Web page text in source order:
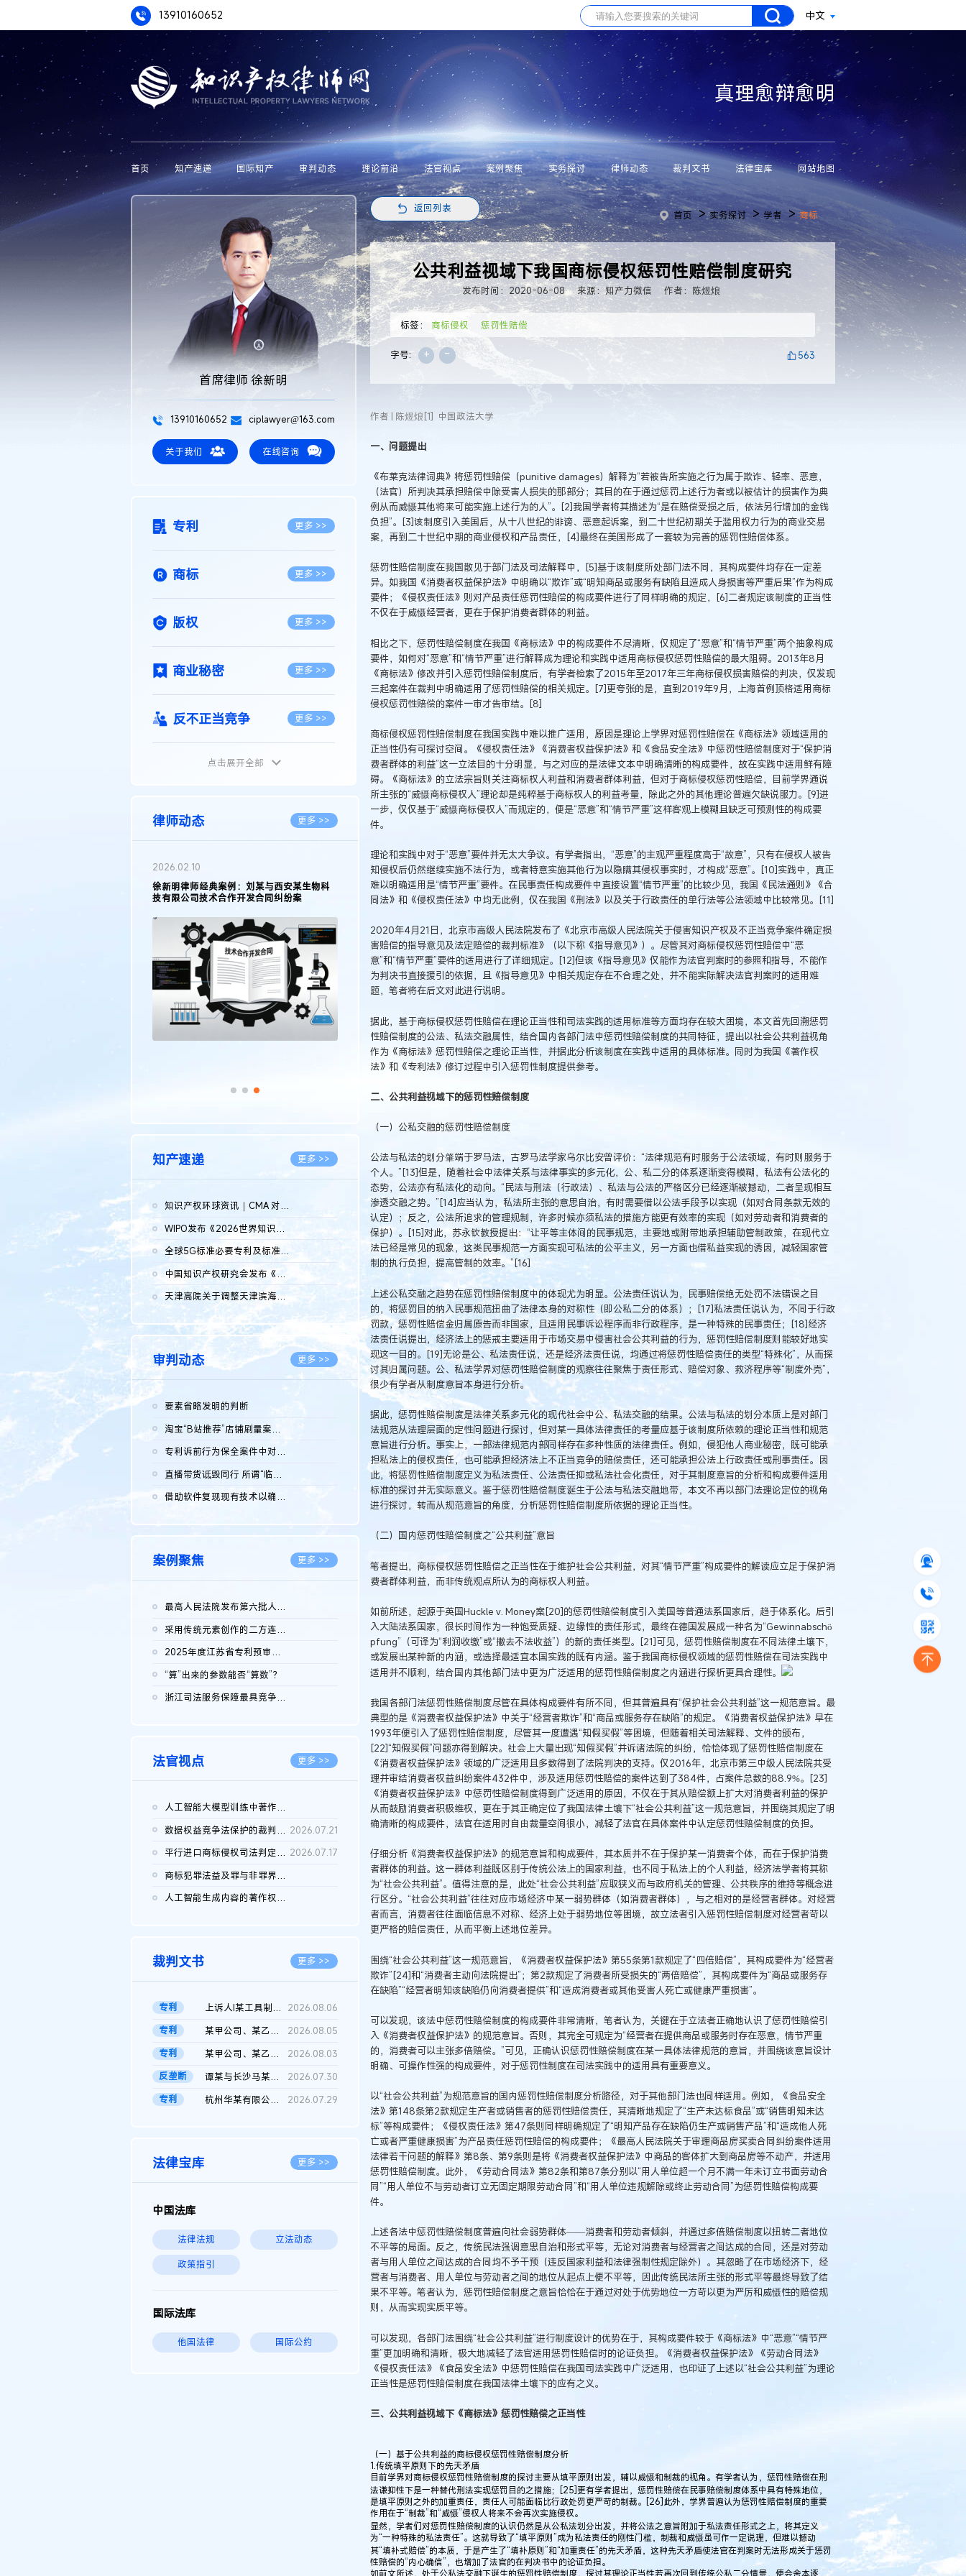
13910160652 中文
真理愈辩愈明
首页 知产速递 国际知产 审判动态 理论前沿 法官视点 案例聚焦 实务探讨 律师动态 裁判文书 法律宝库 网站地图
首席律师 徐新明
13910160652 ciplawyer@163.com
关于我们 在线咨询
专利 更多 >>
商标 更多 >>
版权 更多 >>
商业秘密 更多 >>
反不正当竞争 更多 >>
植物新品种
地理标志 更多 >>
集成电路布图设计
传统文化 更多 >>
点击展开全部
律师动态 更多 >>
2026.02.10
徐新明律师经典案例：刘某与西安某生物科
技有限公司技术合作开发合同纠纷案
知产速递 更多 >>
知识产权环球资讯｜CMA 对微软发起调查；批量搬运二手平台数据构...
WIPO发布《2026世界知识产权报告》 含报告全文
全球5G标准必要专利及标准提案研究报告（2026年）全文发布
中国知识产权研究会发布《2025年度中国企业海外知识产权纠纷调查...
2026.08.07
天津高院关于调整天津滨海高新技术产业开发区华苑科技园一审普通...
2026.08.07
审判动态 更多 >>
要素省略发明的判断
淘宝“B站推荐”店铺刷量案维持原判，两被告连带赔偿150万元
专利诉前行为保全案件中对仿制药申请人曾作出三类声明的考量及违...
直播带货诋毁同行 所谓“临场发挥”不免责
借助软件复现现有技术以确认相关参数特征是否被公开
案例聚焦 更多 >>
最高人民法院发布第六批人民法院种业知识产权司法保护典型案例 含...
采用传统元素创作的二方连续装饰图案作品的独创性及侵权对比认定
2025年度江苏省专利预审典型案例
“算”出来的参数能否“算数”？
浙江司法服务保障最具竞争力营商环境建设典型案例（第二批）含侵...
法官视点 更多 >>
人工智能大模型训练中著作权的合理使用
2026.07.28
数据权益竞争法保护的裁判路径构建 2026.07.21
平行进口商标侵权司法判定规则的困境与纾解 2026.07.17
商标犯罪法益及罪与非罪界限研究
人工智能生成内容的著作权司法认定：演进逻辑、现实困境与规则建...
裁判文书 更多 >>
专利 上诉人I某工具制品有限公司与被上诉人程某及一审被告中华人民共和...
2026.08.06
专利
某甲公司、某乙公司、某丙公司申请诉前行为保全复议裁定书
2026.08.05
专利
某甲公司、某乙公司、官某与某丙公司专利申请权权属纠纷 二审判决...
2026.08.03
反垄断
谭某与长沙马某堆农产品股份有限公司滥用市场支配地位纠纷二审裁...
2026.07.30
专利
杭州华某有限公司与菲某有限公司侵害发明专利权纠纷 2026.07.29
法律宝库 更多 >>
中国法库
法律法规 立法动态
政策指引
国际法库
他国法律 国际公约
返回列表
首页 >实务探讨 >学者 >商标
公共利益视域下我国商标侵权惩罚性赔偿制度研究
发布时间：2020-06-08 来源：知产力微信 作者：陈煜烺
标签： 商标侵权 惩罚性赔偿
字号: + - 563
作者 | 陈煜烺[1] 中国政法大学
一、问题提出
《布莱克法律词典》将惩罚性赔偿（punitive damages）解释为“若被告所实施之行为属于欺诈、轻率、恶意，
（法官）所判决其承担赔偿中除受害人损失的那部分；其目的在于通过惩罚上述行为者或以被估计的损害作为典
例从而威慑其他将来可能实施上述行为的人”。[2]我国学者将其描述为“是在赔偿受损之后，依法另行增加的金钱
负担”。[3]该制度引入美国后，从十八世纪的诽谤、恶意起诉案，到二十世纪初期关于滥用权力行为的商业交易
案，再到二十世纪中期的商业侵权和产品责任，[4]最终在美国形成了一套较为完善的惩罚性赔偿体系。
惩罚性赔偿制度在我国散见于部门法及司法解释中，[5]基于该制度所处部门法不同，其构成要件均存在一定差
异。如我国《消费者权益保护法》中明确以“欺诈”或“明知商品或服务有缺陷且造成人身损害等严重后果”作为构成
要件；《侵权责任法》则对产品责任惩罚性赔偿的构成要件进行了同样明确的规定，[6]二者规定该制度的正当性
不仅在于威慑经营者，更在于保护消费者群体的利益。
相比之下，惩罚性赔偿制度在我国《商标法》中的构成要件不尽清晰，仅规定了“恶意”和“情节严重”两个抽象构成
要件，如何对“恶意”和“情节严重”进行解释成为理论和实践中适用商标侵权惩罚性赔偿的最大阻碍。2013年8月
《商标法》修改并引入惩罚性赔偿制度后，有学者检索了2015年至2017年三年商标侵权损害赔偿的判决，仅发现
三起案件在裁判中明确适用了惩罚性赔偿的相关规定。[7]更夸张的是，直到2019年9月，上海首例顶格适用商标
侵权惩罚性赔偿的案件一审才告审结。[8]
商标侵权惩罚性赔偿制度在我国实践中难以推广适用，原因是理论上学界对惩罚性赔偿在《商标法》领域适用的
正当性仍有可探讨空间。《侵权责任法》《消费者权益保护法》和《食品安全法》中惩罚性赔偿制度对于“保护消
费者群体的利益”这一立法目的十分明显，与之对应的是法律文本中明确清晰的构成要件，故在实践中适用鲜有障
碍。《商标法》的立法宗旨则关注商标权人利益和消费者群体利益，但对于商标侵权惩罚性赔偿，目前学界通说
所主张的“威慑商标侵权人”理论却是纯粹基于商标权人的利益考量，除此之外的其他理论普遍欠缺说服力。[9]进
一步，仅仅基于“威慑商标侵权人”而规定的，便是“恶意”和“情节严重”这样客观上模糊且缺乏可预测性的构成要
件。
理论和实践中对于“恶意”要件并无太大争议。有学者指出，“恶意”的主观严重程度高于“故意”，只有在侵权人被告
知侵权后仍然继续实施不法行为，或者特意实施其他行为以隐瞒其侵权事实时，才构成“恶意”。[10]实践中，真正
难以明确适用是“情节严重”要件。在民事责任构成要件中直接设置“情节严重”的比较少见，我国《民法通则》《合
同法》和《侵权责任法》中均无此例，仅在我国《刑法》以及关于行政责任的单行法等公法领域中比较常见。[11]
2020年4月21日，北京市高级人民法院发布了《北京市高级人民法院关于侵害知识产权及不正当竞争案件确定损
害赔偿的指导意见及法定赔偿的裁判标准》（以下称《指导意见》）。尽管其对商标侵权惩罚性赔偿中“恶
意”和“情节严重”要件的适用进行了详细规定。[12]但该《指导意见》仅能作为法官判案时的参照和指导，不能作
为判决书直接援引的依据，且《指导意见》中相关规定存在不合理之处，并不能实际解决法官判案时的适用难
题，笔者将在后文对此进行说明。
据此，基于商标侵权惩罚性赔偿在理论正当性和司法实践的适用标准等方面均存在较大困境，本文首先回溯惩罚
性赔偿制度的公法、私法交融属性，结合国内各部门法中惩罚性赔偿制度的共同特征，提出以社会公共利益视角
作为《商标法》惩罚性赔偿之理论正当性，并据此分析该制度在实践中适用的具体标准。同时为我国《著作权
法》和《专利法》修订过程中引入惩罚性制度提供参考。
二、公共利益视域下的惩罚性赔偿制度
（一）公私交融的惩罚性赔偿制度
公法与私法的划分肇端于罗马法，古罗马法学家乌尔比安曾评价：“法律规范有时服务于公法领域，有时则服务于
个人。”[13]但是，随着社会中法律关系与法律事实的多元化，公、私二分的体系逐渐变得模糊，私法有公法化的
态势，公法亦有私法化的动向。“民法与刑法（行政法）、私法与公法的严格区分已经逐渐被撼动，二者呈现相互
渗透交融之势。”[14]应当认为，私法所主张的意思自治，有时需要借以公法手段予以实现（如对合同条款无效的
认定）；反之，公法所追求的管理规制，许多时候亦须私法的措施方能更有效率的实现（如对劳动者和消费者的
保护）。[15]对此，苏永钦教授提出：“让平等主体间的民事规范，主要地或附带地承担辅助管制政策，在现代立
法已经是常见的现象，这类民事规范一方面实现可私法的公平主义，另一方面也借私益实现的诱因，减轻国家管
制的执行负担，提高管制的效率。”[16]
上述公私交融之趋势在惩罚性赔偿制度中的体现尤为明显。公法责任说认为，民事赔偿绝无处罚不法错误之目
的，将惩罚目的纳入民事规范扭曲了法律本身的对称性（即公私二分的体系）；[17]私法责任说认为，不同于行政
罚款，惩罚性赔偿金归属原告而非国家，且适用民事诉讼程序而非行政程序，是一种特殊的民事责任；[18]经济
法责任说提出，经济法上的惩戒主要适用于市场交易中侵害社会公共利益的行为，惩罚性赔偿制度则能较好地实
现这一目的。[19]无论是公、私法责任说，还是经济法责任说，均通过将惩罚性赔偿责任的类型“特殊化”，从而探
讨其归属问题。公、私法学界对惩罚性赔偿制度的观察往往聚焦于责任形式、赔偿对象、救济程序等“制度外壳”，
很少有学者从制度意旨本身进行分析。
据此，惩罚性赔偿制度是法律关系多元化的现代社会中公、私法交融的结果。公法与私法的划分本质上是对部门
法规范从法理层面的定性问题进行探讨，但对某一具体法律责任的考量应基于该制度所依赖的理论正当性和规范
意旨进行分析。事实上，一部法律规范内部同样存在多种性质的法律责任。例如，侵犯他人商业秘密，既可能承
担私法上的侵权责任，也可能承担经济法上不正当竞争的赔偿责任，还可能承担公法上行政责任或刑事责任。因
此，将惩罚性赔偿制度定义为私法责任、公法责任抑或私法社会化责任，对于其制度意旨的分析和构成要件适用
标准的探讨并无实际意义。鉴于惩罚性赔偿制度诞生于公法与私法交融地带，本文不再以部门法理论定位的视角
进行探讨，转而从规范意旨的角度，分析惩罚性赔偿制度所依据的理论正当性。
（二）国内惩罚性赔偿制度之“公共利益”意旨
笔者提出，商标侵权惩罚性赔偿之正当性在于维护社会公共利益，对其“情节严重”构成要件的解读应立足于保护消
费者群体利益，而非传统观点所认为的商标权人利益。
如前所述，起源于英国Huckle v. Money案[20]的惩罚性赔偿制度引入美国等普通法系国家后，趋于体系化。后引
入大陆法系国家，很长时间作为一种饱受质疑、边缘性的责任形式，最终在德国发展成一种名为“Gewinnabschö
pfung”（可译为“利润收缴”或“撇去不法收益”）的新的责任类型。[21]可见，惩罚性赔偿制度在不同法律土壤下，
或发展出某种新的内涵，或选择最适宜本国实践的既有内涵。鉴于我国商标侵权领域的惩罚性赔偿在司法实践中
适用并不顺利，结合国内其他部门法中更为广泛适用的惩罚性赔偿制度之内涵进行探析更具合理性。
我国各部门法惩罚性赔偿制度尽管在具体构成要件有所不同，但其普遍具有“保护社会公共利益”这一规范意旨。最
典型的是《消费者权益保护法》中关于“经营者欺诈”和“商品或服务存在缺陷”的规定。《消费者权益保护法》早在
1993年便引入了惩罚性赔偿制度，尽管其一度遭遇“知假买假”等困境，但随着相关司法解释、文件的颁布，
[22]“知假买假”问题亦得到解决。社会上大量出现“知假买假”并诉诸法院的纠纷，恰恰体现了惩罚性赔偿制度在
《消费者权益保护法》领域的广泛适用且多数得到了法院判决的支持。仅2016年，北京市第三中级人民法院共受
理并审结消费者权益纠纷案件432件中，涉及适用惩罚性赔偿的案件达到了384件，占案件总数的88.9%。[23]
《消费者权益保护法》中惩罚性赔偿制度得到广泛适用的原因，不仅在于其从赔偿额上扩大对消费者利益的保护
从而鼓励消费者积极维权，更在于其正确定位了我国法律土壤下“社会公共利益”这一规范意旨，并围绕其规定了明
确清晰的构成要件，法官在适用时自由裁量空间很小，减轻了法官在具体案件中认定惩罚性赔偿制度的负担。
仔细分析《消费者权益保护法》的规范意旨和构成要件，其本质并不在于保护某一消费者个体，而在于保护消费
者群体的利益。这一群体利益既区别于传统公法上的国家利益，也不同于私法上的个人利益，经济法学者将其称
为“社会公共利益”。值得注意的是，此处“社会公共利益”应取狭义而与政府机关的管理、公共秩序的维持等概念进
行区分。“社会公共利益”往往对应市场经济中某一弱势群体（如消费者群体），与之相对的是经营者群体。对经营
者而言，消费者往往面临信息不对称、经济上处于弱势地位等困境，故立法者引入惩罚性赔偿制度对经营者苛以
更严格的赔偿责任，从而平衡上述地位差异。
围绕“社会公共利益”这一规范意旨，《消费者权益保护法》第55条第1款规定了“四倍赔偿”，其构成要件为“经营者
欺诈”[24]和“消费者主动向法院提出”；第2款规定了消费者所受损失的“两倍赔偿”，其构成要件为“商品或服务存
在缺陷”“经营者明知该缺陷仍向消费者提供”和“造成消费者或其他受害人死亡或健康严重损害”。
可以发现，该法中惩罚性赔偿制度的构成要件非常清晰，笔者认为，关键在于立法者正确地认识了惩罚性赔偿引
入《消费者权益保护法》的规范意旨。否则，其完全可规定为“经营者在提供商品或服务时存在恶意，情节严重
的，消费者可以主张多倍赔偿。”可见，正确认识惩罚性赔偿制度在某一具体法律规范的意旨，并围绕该意旨设计
明确、可操作性强的构成要件，对于惩罚性制度在司法实践中的适用具有重要意义。
以“社会公共利益”为规范意旨的国内惩罚性赔偿制度分析路径，对于其他部门法也同样适用。例如，《食品安全
法》第148条第2款规定生产者或销售者的惩罚性赔偿责任，其清晰地规定了“生产未达标食品”或“销售明知未达
标”等构成要件；《侵权责任法》第47条则同样明确规定了“明知产品存在缺陷仍生产或销售产品”和“造成他人死
亡或者严重健康损害”为产品责任惩罚性赔偿的构成要件；《最高人民法院关于审理商品房买卖合同纠纷案件适用
法律若干问题的解释》第8条、第9条则是将《消费者权益保护法》中商品的客体扩大到商品房等不动产，并适用
惩罚性赔偿制度。此外，《劳动合同法》第82条和第87条分别以“用人单位超一个月不满一年未订立书面劳动合
同”“用人单位不与劳动者订立无固定期限劳动合同”和“用人单位违规解除或终止劳动合同”为惩罚性赔偿构成要
件。
上述各法中惩罚性赔偿制度普遍向社会弱势群体——消费者和劳动者倾斜，并通过多倍赔偿制度以扭转二者地位
不平等的局面。反之，传统民法强调意思自治和形式平等，无论对消费者与经营者之间达成的合同，还是对劳动
者与用人单位之间达成的合同均不予干预（违反国家利益和法律强制性规定除外）。其忽略了在市场经济下，经
营者与消费者、用人单位与劳动者之间的地位从起点上便不平等，因此传统民法所主张的形式平等最终导致了结
果不平等。笔者认为，惩罚性赔偿制度之意旨恰恰在于通过对处于优势地位一方苛以更为严厉和威慑性的赔偿规
则，从而实现实质平等。
可以发现，各部门法围绕“社会公共利益”进行制度设计的优势在于，其构成要件较于《商标法》中“恶意”“情节严
重”更加明确和清晰，极大地减轻了法官适用惩罚性赔偿时的论证负担。《消费者权益保护法》《劳动合同法》
《侵权责任法》《食品安全法》中惩罚性赔偿在我国司法实践中广泛适用，也印证了上述以“社会公共利益”为理论
正当性是惩罚性赔偿制度在我国法律土壤下的应有之义。
三、公共利益视域下《商标法》惩罚性赔偿之正当性
（一）基于公共利益的商标侵权惩罚性赔偿制度分析
1.传统填平原则下的先天矛盾
目前学界对商标侵权惩罚性赔偿制度的探讨主要从填平原则出发，辅以威慑和制裁的视角。有学者认为，惩罚性赔偿在刑
法谦抑性下是一种替代刑法实现惩罚目的之措施；[25]更有学者提出，惩罚性赔偿在民事赔偿制度体系中具有特殊地位，
是填平原则之外的加重责任，责任人可能面临比行政处罚更严苛的制裁。[26]此外，学界普遍认为惩罚性赔偿制度的重要
作用在于“制裁”和“威慑”侵权人将来不会再次实施侵权。
显然，学者们对惩罚性赔偿制度的认识仍然是从公私法划分出发，并将公法之意旨附加于私法责任形式之上，将其定义
为“一种特殊的私法责任”。这就导致了“填平原则”成为私法责任的刚性门槛，制裁和威慑虽可作一定说理，但难以撼动
其“填补式赔偿”的本质，于是产生了“填补原则”和“加重责任”的先天矛盾，这种先天矛盾使法官在判案时无法形成关于惩罚
性赔偿的“内心确信”，也增加了法官的在判决书中的论证负担。
如前文所述，处于公私法交融下诞生的惩罚性赔偿制度，探讨其理论正当性若再次回到传统公私二分情景，便会舍本逐